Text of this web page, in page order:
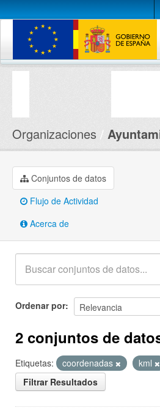
Conjuntos de datos
Organizaciones
Conjuntos de datos
Flujo de Actividad
Acerca de
Ordenar por
2 conjuntos de
Etiquetas: coordenadas kml
Filtrar Resultados